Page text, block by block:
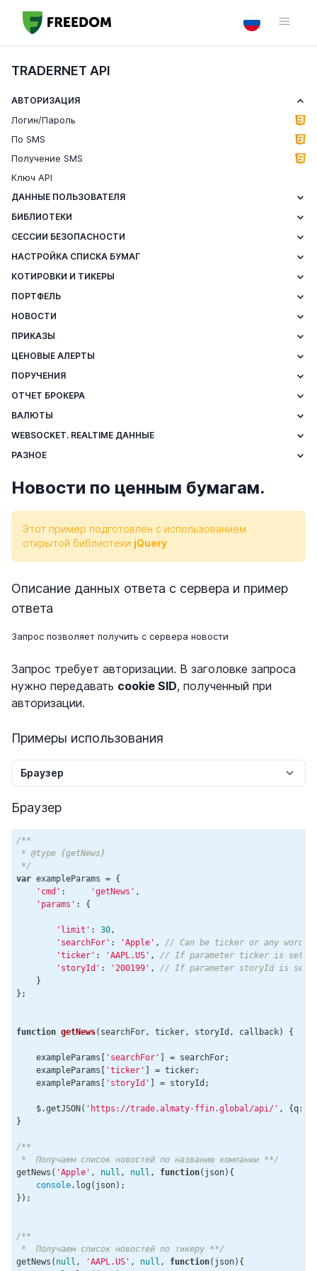
TRADERNET API
АВТОРИЗАЦИЯ
Логин/Пароль
По SMS
Получение SMS
Ключ API
ДАННЫЕ ПОЛЬЗОВАТЕЛЯ
БИБЛИОТЕКИ
СЕССИИ БЕЗОПАСНОСТИ
НАСТРОЙКА СПИСКА БУМАГ
КОТИРОВКИ И ТИКЕРЫ
ПОРТФЕЛЬ
НОВОСТИ
ПРИКАЗЫ
ЦЕНОВЫЕ АЛЕРТЫ
ПОРУЧЕНИЯ
ОТЧЕТ БРОКЕРА
ВАЛЮТЫ
WEBSOCKET. REALTIME ДАННЫЕ
РАЗНОЕ
Новости по ценным бумагам.
Этот пример подготовлен с использованием
открытой библиотеки jQuery
Описание данных ответа с сервера и пример
ответа
Запрос позволяет получить с сервера новости
Запрос требует авторизации. В заголовке запроса
нужно передавать cookie SID, полученный при
авторизации.
Примеры использования
Браузер
Браузер
/**
* @type {getNews}
*/
var exampleParams = {
'cmd' : 'getNews' ,
'params' : {
'limit' : 30,
'searchFor' : 'Apple' ,
// Can be ticker or any word
'ticker' : 'AAPL.US' ,
// If parameter ticker is set,
'storyId' : '200199' ,
// If parameter storyId is set,
    }
};
function getNews( searchFor, ticker, storyId, callback) {
    exampleParams[
'searchFor' ] = searchFor;
    exampleParams[
'ticker' ] = ticker;
    exampleParams[
'storyId' ] = storyId;
    $.getJSON(
'https://trade.almaty-ffin.global/api/' , {q:
}
/**
*  Получаем список новостей по названию компании **/
getNews( 'Apple' , null , null , function( json) {
console.log(json);
});
/**
*  Получаем список новостей по тикеру **/
getNews( null , 'AAPL.US' , null , function( json) {